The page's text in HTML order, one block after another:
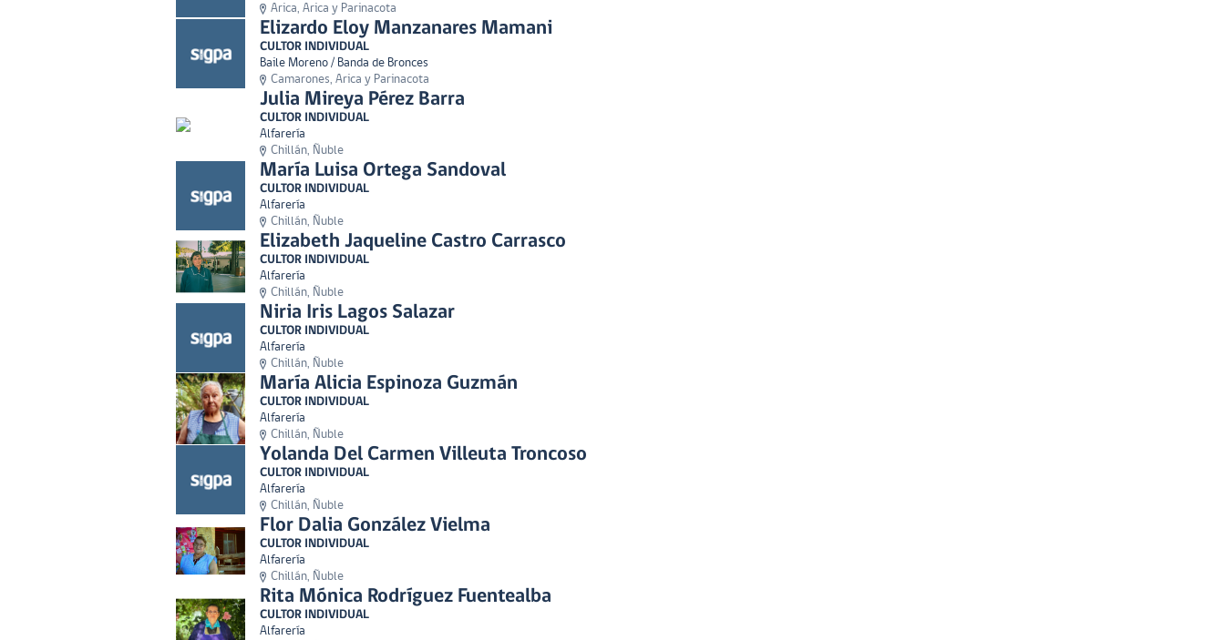
Arica, Arica y Parinacota
Elizardo Eloy Manzanares Mamani
CULTOR INDIVIDUAL
Baile Moreno / Banda de Bronces
Camarones, Arica y Parinacota
Julia Mireya Pérez Barra
CULTOR INDIVIDUAL
Alfarería
Chillán, Ñuble
María Luisa Ortega Sandoval
CULTOR INDIVIDUAL
Alfarería
Chillán, Ñuble
Elizabeth Jaqueline Castro Carrasco
CULTOR INDIVIDUAL
Alfarería
Chillán, Ñuble
Niria Iris Lagos Salazar
CULTOR INDIVIDUAL
Alfarería
Chillán, Ñuble
María Alicia Espinoza Guzmán
CULTOR INDIVIDUAL
Alfarería
Chillán, Ñuble
Yolanda Del Carmen Villeuta Troncoso
CULTOR INDIVIDUAL
Alfarería
Chillán, Ñuble
Flor Dalia González Vielma
CULTOR INDIVIDUAL
Alfarería
Chillán, Ñuble
Rita Mónica Rodríguez Fuentealba
CULTOR INDIVIDUAL
Alfarería